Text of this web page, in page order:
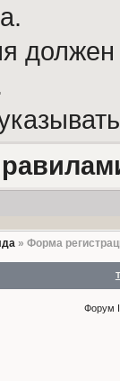
» Форма
Форум